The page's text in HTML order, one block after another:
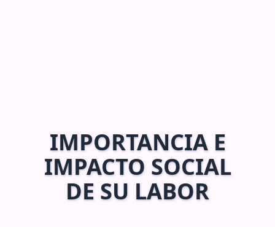
IMPORTANCIA E
IMPACTO SOCIAL
DE SU LABOR